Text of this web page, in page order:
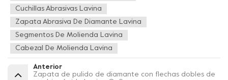
Cuchillas Abrasivas Lavina
Zapata Abrasiva De Diamante Lavina
Segmentos De Molienda Lavina
Cabezal De Molienda Lavina
Anterior
Zapata de pulido de diamante con flechas dobles de